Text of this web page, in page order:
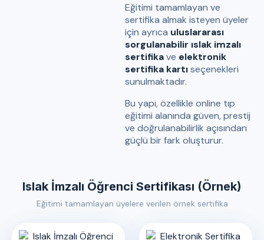
Eğitimi tamamlayan ve
sertifika almak isteyen üyeler
için ayrıca uluslararası
sorgulanabilir ıslak imzalı
sertifikave elektronik
sertifika kartıseçenekleri
sunulmaktadır.
Bu yapı, özellikle online tıp
eğitimi alanında güven, prestij
ve doğrulanabilirlik açısından
güçlü bir fark oluşturur.
Islak İmzalı Öğrenci Sertifikası (Örnek)
Eğitimi tamamlayan üyelere verilen örnek sertifika